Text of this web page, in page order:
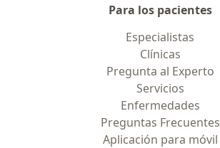
Para los pacientes
Especialistas
Clínicas
Pregunta al Experto
Servicios
Enfermedades
Preguntas Frecuentes
Aplicación para móvil